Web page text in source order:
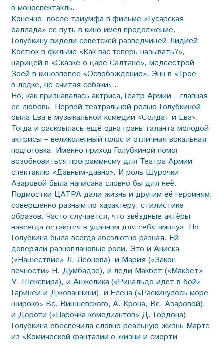
в моноспектакль.
Конечно, после триумфа в фильме «Гусарская
баллада» её путь в кино имел продолжение.
Голубкину видели советской разведчицей Лидией
Костюк в фильме «Как вас теперь называть?»,
царицей в «Сказке о царе Салтане», медсестрой
Зоей в киноэпопее «Освобождение», Энн в «Трое
в лодке, не считая собаки»…
Но, как признавалась актриса,Театр Армии – главная
её любовь. Первой театральной ролью Голубкиной
была Ева в музыкальной комедии «Солдат и Ева».
Тогда и раскрылась ещё одна грань таланта молодой
актрисы – великолепный голос и отличная вокальная
подготовка. Именно приход Голубкиной помог
возобновиться программному для Театра Армии
спектаклю «Давным-давно». И роль Шурочки
Азаровой была написана словно бы для неё.
Подмостки ЦАТРА дали жизнь и другим её героиням,
совершенно разным по характеру, стилистике
образов. Часто случается, что звёздные актёры
навсегда остаются в удачном для себя амплуа. Но
Голубкина была всегда абсолютно разная. Ей
доверяли разноплановые роли. Это и Аниска
(«Нашествие» Л. Леонова), и Мария («Закон
вечности» Н. Думбадзе), и леди Макбет («Макбет»
У. Шекспира), и Анжелика («Ринальдо идёт в бой»
Гаринеи и Джованнини), и Елена («Раскинулось море
широко» Вс. Вишневского, А. Крона, Вс. Азаровой),
и Дороти («Парочка комедиантов» Д. Гордона).
Голубкина обеспечила словно реальную жизнь Марте
из «Комической фантазии о жизни и смерти